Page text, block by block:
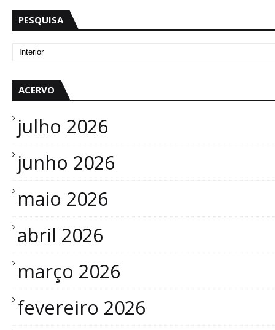
PESQUISA
ACERVO
julho 2026
junho 2026
maio 2026
abril 2026
março 2026
fevereiro 2026